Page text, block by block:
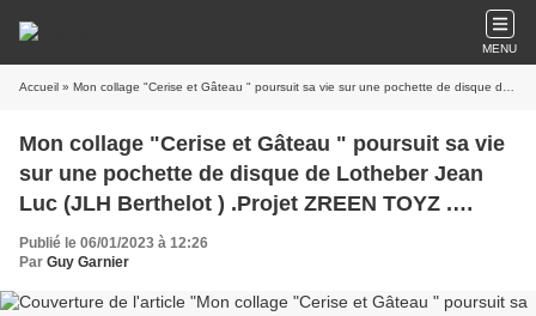
MENU
Accueil » Mon collage "Cerise et Gâteau " poursuit sa vie sur une pochette de disque de Lotheber Jean Luc (JLH Berthelot ) .Projet ZREEN TOYZ . Cliquez sur l'image !
Mon collage "Cerise et Gâteau " poursuit sa vie
sur une pochette de disque de Lotheber Jean
Luc (JLH Berthelot ) .Projet ZREEN TOYZ .
Cliquez sur l'image !
Publié le 06/01/2023 à 12:26
Par Guy Garnier